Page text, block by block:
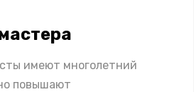
имеют многолетний
повышают